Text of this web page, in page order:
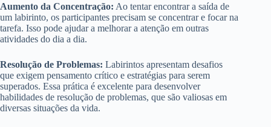
Aumento da Concentração: Ao tentar encontrar a saída de
um labirinto, os participantes precisam se concentrar e focar na
tarefa. Isso pode ajudar a melhorar a atenção em outras
atividades do dia a dia.
Resolução de Problemas: Labirintos apresentam desafios
que exigem pensamento crítico e estratégias para serem
superados. Essa prática é excelente para desenvolver
habilidades de resolução de problemas, que são valiosas em
diversas situações da vida.